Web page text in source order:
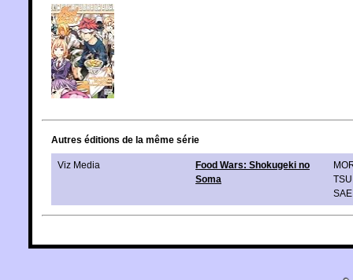
Autres éditions de la même série
Viz Media
Food Wars: Shokugeki no
Soma